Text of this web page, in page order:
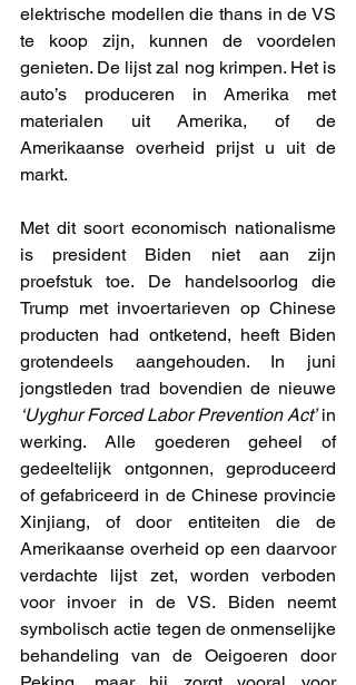
elektrische modellen die thans in de VS
te koop zijn, kunnen de voordelen
genieten. De lijst zal nog krimpen. Het is
auto’s produceren in Amerika met
materialen uit Amerika, of de
Amerikaanse overheid prijst u uit de
markt.
Met dit soort economisch nationalisme
is president Biden niet aan zijn
proefstuk toe. De handelsoorlog die
Trump met invoertarieven op Chinese
producten had ontketend, heeft Biden
grotendeels aangehouden. In juni
‘Uyghur Forced Labor Prevention Act’ in
werking. Alle goederen geheel of
gedeeltelijk ontgonnen, geproduceerd
of gefabriceerd in de Chinese provincie
Xinjiang, of door entiteiten die de
Amerikaanse overheid op een daarvoor
verdachte lijst zet, worden verboden
voor invoer in de VS. Biden neemt
symbolisch actie tegen de onmenselijke
behandeling van de Oeigoeren door